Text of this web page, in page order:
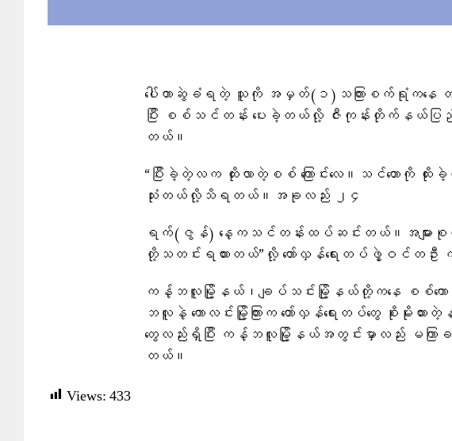
ပေါ်တာဆွဲခံရတဲ့ သူကို အမှတ်(၁)သကြားစက်ရုံက
ပြီး စစ်သင်တန်း ပေးခဲ့တယ်လို့ ဇီးကုန်းတိုက်နယ်ပြည်
တယ်။
“ပြီးခဲ့တဲ့လက ထိုးလာတဲ့စစ် ကြောင်းလေ။သင်တောကို ထို
သုံးတယ်လို့သိရတယ်။အခုလည်း ၂၄
ရက်(ဇွန်) နေ့ကသင်တန်းထပ်ဆင်းတယ်။အများစုက
တို့သတင်းရထားတယ်”လို့ တော်လှန်ရေးတပ်ဖွဲ့ဝင်တဦး က
ကန့်ဘလူမြို့နယ်၊ချပ်သင်းမြို့နယ်တို့ကနေ စစ်ကောင်
ဘလူနဲ့ ကောလင်းမြို့ကြားက ​တော်လှန်​ရေးတပ်​တွေ စိုးမိုးထာ
တွေလည်းရှိပြီး ကန့်ဘလူမြို့နယ်အတွင်းမှာလည်း မက
တယ်။
Views: 433